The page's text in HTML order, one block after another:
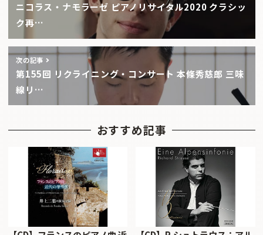
ニコラス・ナモラーゼ ピアノリサイタル2020 クラシッ
ク再…
次の記事
第155回 リクライニング・コンサート 本條秀慈郎 三味
線リ…
おすすめ記事